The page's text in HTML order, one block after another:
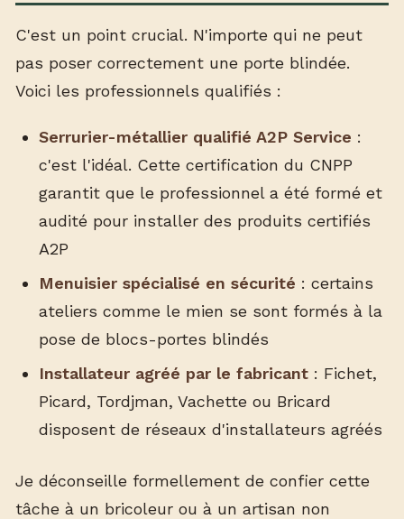
C'est un point crucial. N'importe qui ne peut
pas poser correctement une porte blindée.
Voici les professionnels qualifiés :
Serrurier-métallier qualifié A2P Service :
c'est l'idéal. Cette certification du CNPP
garantit que le professionnel a été formé et
audité pour installer des produits certifiés
A2P
Menuisier spécialisé en sécurité : certains
ateliers comme le mien se sont formés à la
pose de blocs-portes blindés
Installateur agréé par le fabricant: Fichet,
Picard, Tordjman, Vachette ou Bricard
disposent de réseaux d'installateurs agréés
Je déconseille formellement de confier cette
tâche à un bricoleur ou à un artisan non